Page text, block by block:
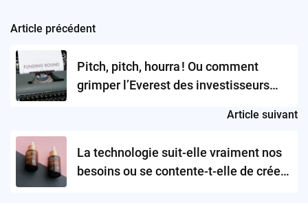
Post
navigation
Article précédent
Pitch, pitch, hourra ! Ou comment
grimper l’Everest des investisseurs
Article suivant
La technologie suit-elle vraiment nos
besoins ou se contente-t-elle de créer